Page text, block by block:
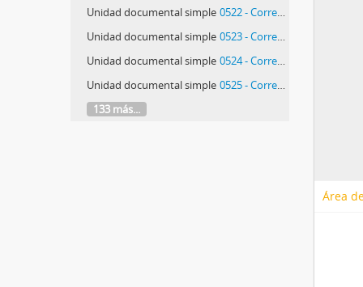
Unidad documental simple 0522 - Correspondência de José Correia da Silva
Unidad documental simple 0523 - Correspondência de José Correia da Silva
Unidad documental simple 0524 - Correspondência de José Correia da Silva
Unidad documental simple 0525 - Correspondência de José Correia da Silva
133 más...
Área